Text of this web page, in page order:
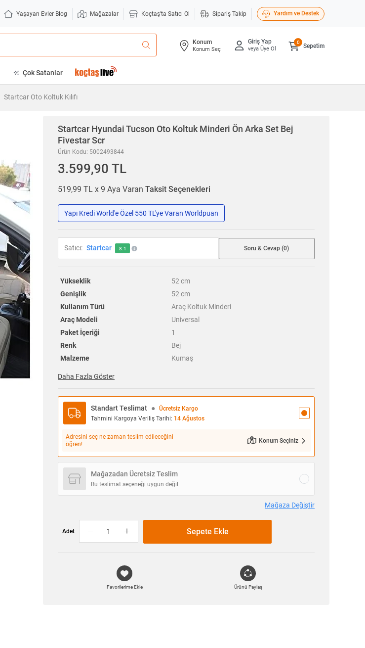
Yaşayan Evler Blog Mağazalar Koçtaş'ta Satıcı Ol Sipariş Takip Yardım ve Destek
Konum
Konum Seç
Giriş Yap
veya Üye Ol Sepetim
0
Çok Satanlar
Startcar Oto Koltuk Kılıfı
Startcar Hyundai Tucson Oto Koltuk Minderi Ön Arka Set Bej
Fivestar Scr
Ürün Kodu: 5002493844
3.599,90 TL
519,99 TL x 9 Aya Varan Taksit Seçenekleri
Yapı Kredi World'e Özel 550 TL'ye Varan Worldpuan
Satıcı: Startcar 8.1 Soru & Cevap (0)
Yükseklik 52 cm
Genişlik
52 cm
Kullanım Türü
Araç Koltuk Minderi
Araç Modeli
Universal
Paket İçeriği
1
Renk
Bej
Malzeme
Kumaş
Daha Fazla Göster
Standart Teslimat ●
Ücretsiz Kargo
Tahmini Kargoya Veriliş Tarihi: 14 Ağustos
Adresini seç ne zaman teslim edileceğini
öğren!
Konum Seçiniz
Mağazadan Ücretsiz Teslim
Bu teslimat seçeneği uygun değil
Mağaza Değiştir
Adet Sepete Ekle
Favorilerime Ekle Ürünü Paylaş